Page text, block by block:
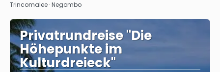
Trincomalee · Negombo
Privatrundreise "Die
Höhepunkte im
Kulturdreieck"